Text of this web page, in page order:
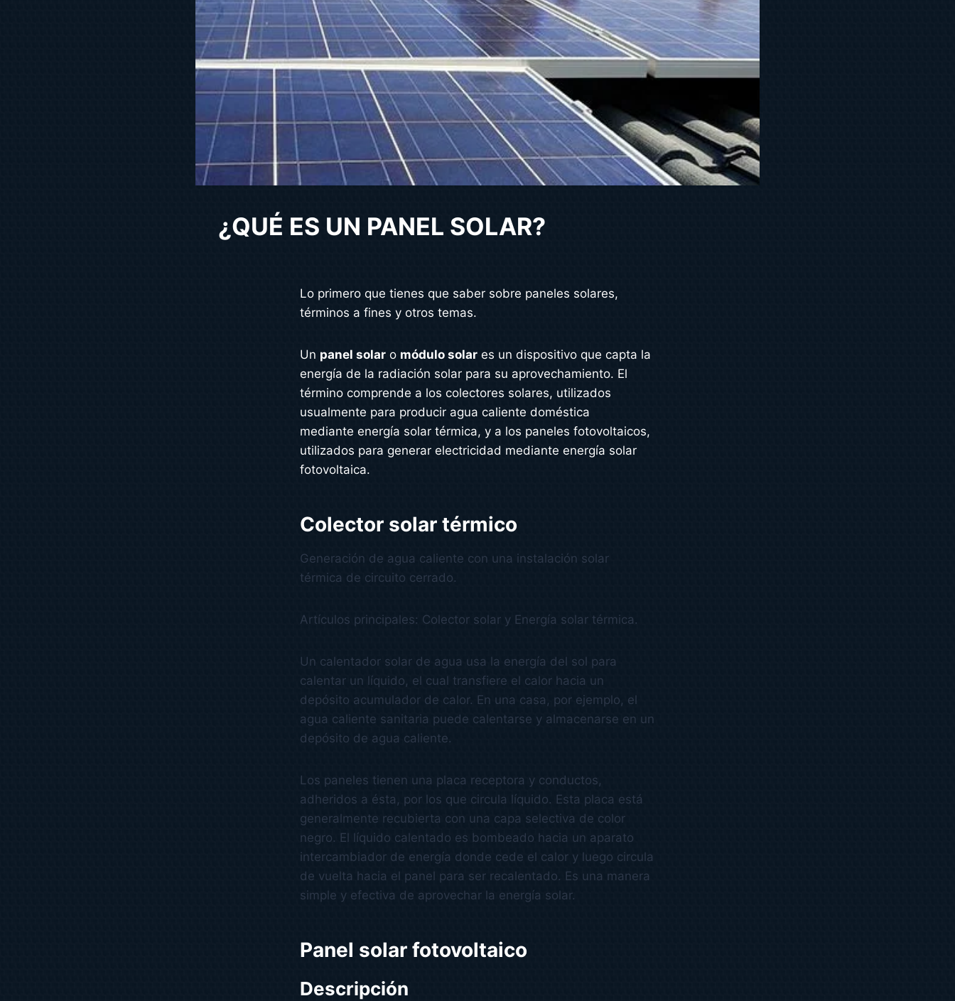
¿QUÉ ES UN PANEL SOLAR?
Lo primero que tienes que saber sobre paneles solares,
términos a fines y otros temas.
Un panel solar o módulo solar es un dispositivo que capta la
energía de la radiación solar para su aprovechamiento. El
término comprende a los colectores solares, utilizados
usualmente para producir agua caliente doméstica
mediante energía solar térmica, y a los paneles fotovoltaicos,
utilizados para generar electricidad mediante energía solar
fotovoltaica.
Colector solar térmico
Generación de agua caliente con una instalación solar
térmica de circuito cerrado.
Artículos principales: Colector solar y Energía solar térmica.
Un calentador solar de agua usa la energía del sol para
calentar un líquido, el cual transfiere el calor hacia un
depósito acumulador de calor. En una casa, por ejemplo, el
agua caliente sanitaria puede calentarse y almacenarse en un
depósito de agua caliente.
Los paneles tienen una placa receptora y conductos,
adheridos a ésta, por los que circula líquido. Esta placa está
generalmente recubierta con una capa selectiva de color
negro. El líquido calentado es bombeado hacia un aparato
intercambiador de energía donde cede el calor y luego circula
de vuelta hacia el panel para ser recalentado. Es una manera
simple y efectiva de aprovechar la energía solar.
Panel solar fotovoltaico
Descripción